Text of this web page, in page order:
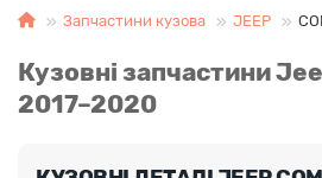
Запчастини кузова JEEP
Кузовні запчастини
2017–2020